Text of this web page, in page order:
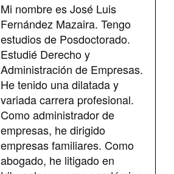
Mi nombre es José Luis
Fernández Mazaira. Tengo
estudios de Posdoctorado.
Estudié Derecho y
Administración de Empresas.
He tenido una dilatada y
variada carrera profesional.
Como administrador de
empresas, he dirigido
empresas familiares. Como
abogado, he litigado en